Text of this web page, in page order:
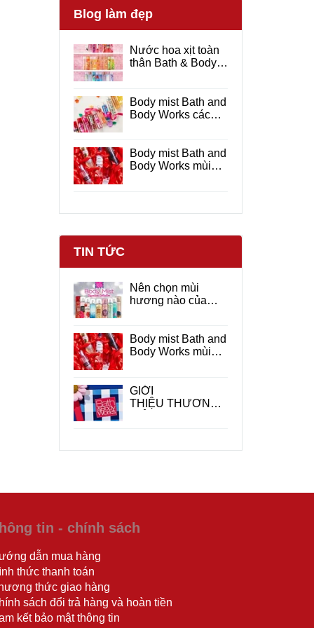
Blog làm đẹp
Nước hoa xịt toàn
thân Bath & Body
Body mist Bath and
Body Works các
Body mist Bath and
Body Works mùi
TIN TỨC
Nên chọn mùi
hương nào của
Body mist Bath and
Body Works mùi
GIỚI
THIỆU THƯƠNG
tin - chính sách
dẫn mua hàng
thức thanh toán
thức giao hàng
sách đổi trả hàng và hoàn tiền
kết bảo mật thông tin